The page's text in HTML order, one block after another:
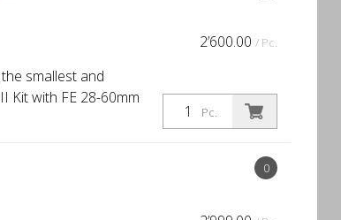
2’600.00 / Pc.
Pc.
smallest and
Kit with FE 28-60mm
0